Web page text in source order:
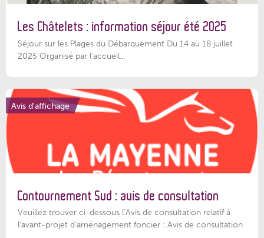
Les Châtelets : information séjour été 2025
Séjour sur les Plages du Débarquement Du 14 au 18 juillet
2025 Organisé par l’accueil...
Avis d'affichage
Contournement Sud : avis de consultation
Veuillez trouver ci-dessous l’Avis de consultation relatif à
l'avant-projet d'aménagement foncier : Avis de consultation